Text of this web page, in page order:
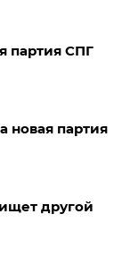
партия СПГ
новая партия
другой